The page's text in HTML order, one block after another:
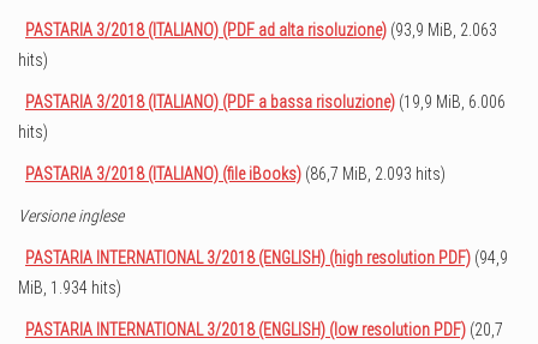
PASTARIA 3/2018 (ITALIANO) (PDF ad alta risoluzione) (93,9 MiB, 2.063
hits)
PASTARIA 3/2018 (ITALIANO) (PDF a bassa risoluzione) (19,9 MiB, 6.006
hits)
PASTARIA 3/2018 (ITALIANO) (file iBooks) (86,7 MiB, 2.093 hits)
Versione inglese
PASTARIA INTERNATIONAL 3/2018 (ENGLISH) (high resolution PDF) (94,9
MiB, 1.934 hits)
PASTARIA INTERNATIONAL 3/2018 (ENGLISH) (low resolution PDF) (20,7